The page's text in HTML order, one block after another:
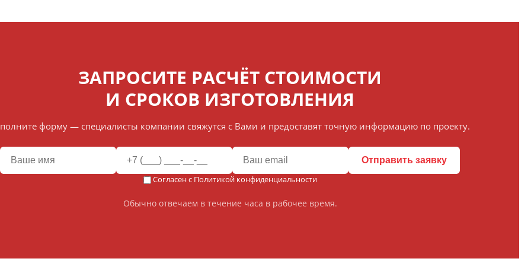
ЗАПРОСИТЕ РАСЧЁТ СТОИМОСТИ
И СРОКОВ ИЗГОТОВЛЕНИЯ
форму — специалисты компании свяжутся с Вами и предоставят точную информацию по проекту.
Отправить заявку
Согласен с Политикой конфиденциальности
Обычно отвечаем в течение часа в рабочее время.